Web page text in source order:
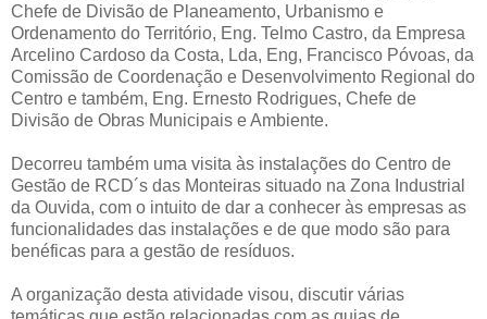
Chefe de Divisão de Planeamento, Urbanismo e
Ordenamento do Território, Eng. Telmo Castro, da Empresa
Arcelino Cardoso da Costa, Lda, Eng, Francisco Póvoas, da
Comissão de Coordenação e Desenvolvimento Regional do
Centro e também, Eng. Ernesto Rodrigues, Chefe de
Divisão de Obras Municipais e Ambiente.
Decorreu também uma visita às instalações do Centro de
Gestão de RCD´s das Monteiras situado na Zona Industrial
da Ouvida, com o intuito de dar a conhecer às empresas as
funcionalidades das instalações e de que modo são para
benéficas para a gestão de resíduos.
A organização desta atividade visou, discutir várias